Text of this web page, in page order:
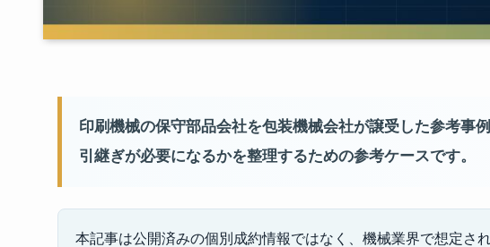
印刷機械の保守部品会社を包装機械会社が譲受した参考事
引継ぎが必要になるかを整理するための参考ケースです。
本記事は公開済みの個別成約情報ではなく、機械業界で想定さ